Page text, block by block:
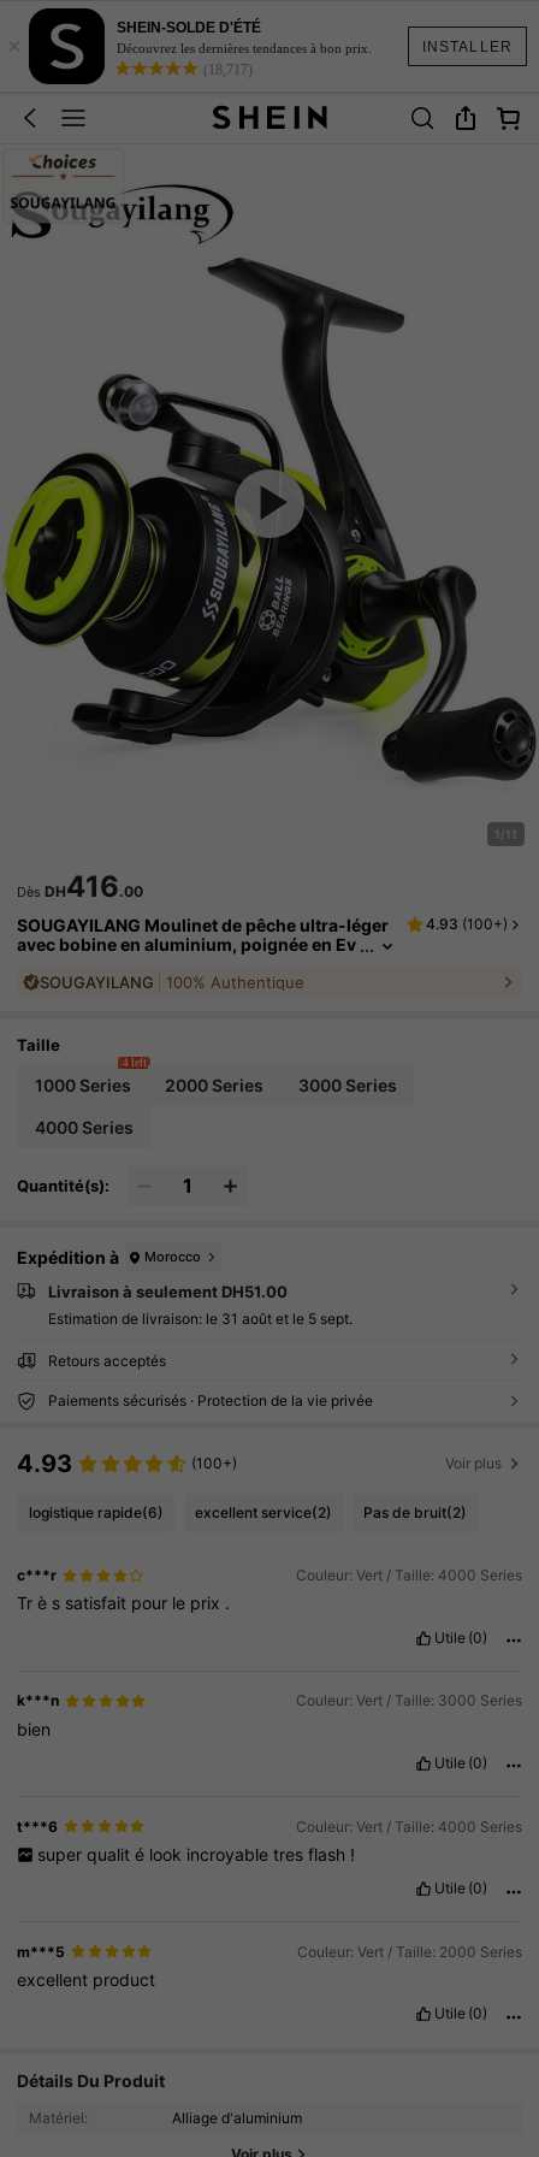
INSTALLER
×
SHEIN-SOLDE D'ÉTÉ
Découvrez les dernières tendances à bon prix.
(18,717)
1/11
Dès DH416.00
SOUGAYILANG Moulinet de pêche ultra-léger
avec bobine en aluminium, poignée en Ev
et de pêche à lancer série 1000-4000 pour ea
4.93 (100+)
SOUGAYILANG 100% Authentique
Taille
1000 Series
4 left
2000 Series 3000 Series
4000 Series
Quantité(s):
Expédition à Morocco
Livraison à seulement DH51.00
Estimation de livraison: le 31 août et le 5 sept.
Retours acceptés
Paiements sécurisés · Protection de la vie privée
4.93 (100+) Voir plus
logistique rapide(6) excellent service(2) Pas de bruit(2)
c***r Couleur: Vert / Taille: 4000 Series
Trè s satisfait pour le prix .
Utile (0)
k***n Couleur: Vert / Taille: 3000 Series
bien
Utile (0)
t***6 Couleur: Vert / Taille: 4000 Series
super qualit é look incroyable tres flash !
Utile (0)
m***5 Couleur: Vert / Taille: 2000 Series
excellent product
Utile (0)
Détails Du Produit
Matériel: Alliage d'aluminium
4.89
9.9K Suiveurs